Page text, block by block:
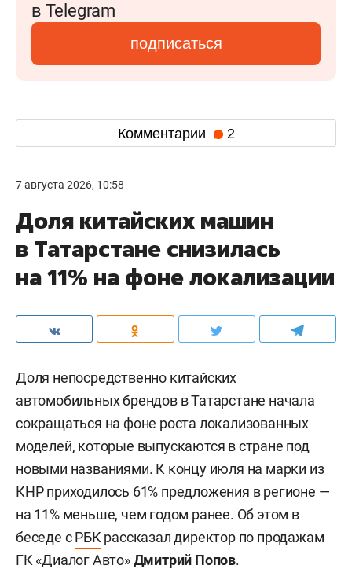
в Telegram
подписаться
Комментарии 2
7 августа 2026, 10:58
Доля китайских машин
в Татарстане снизилась
на 11% на фоне локализации
Доля непосредственно китайских
автомобильных брендов в Татарстане начала
сокращаться на фоне роста локализованных
моделей, которые выпускаются в стране под
новыми названиями. К концу июля на марки из
КНР приходилось 61% предложения в регионе —
на 11% меньше, чем годом ранее. Об этом в
беседе сРБК рассказал директор по продажам
ГК «Диалог Авто»Дмитрий Попов.